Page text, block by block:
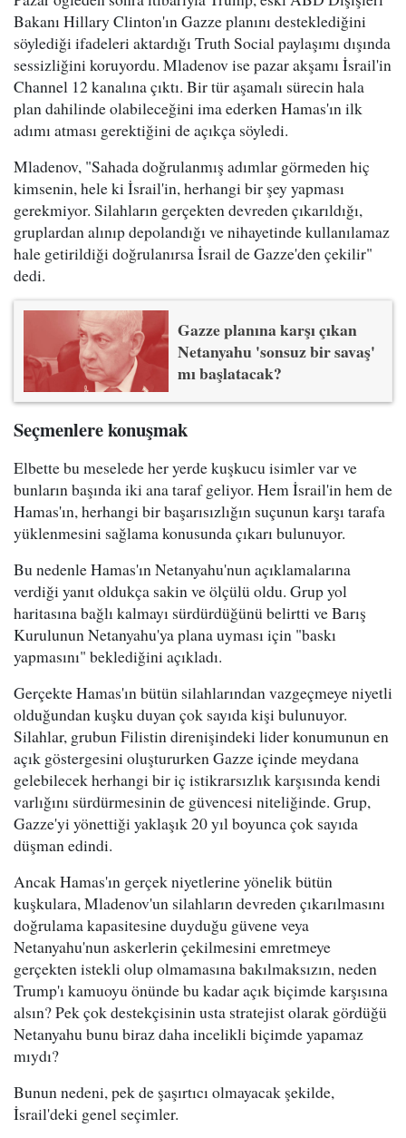
Bakanı Hillary Clinton'ın Gazze planını desteklediğini
söylediği ifadeleri aktardığı Truth Social paylaşımı dışında
sessizliğini koruyordu. Mladenov ise pazar akşamı İsrail'in
Channel 12 kanalına çıktı. Bir tür aşamalı sürecin hala
plan dahilinde olabileceğini ima ederken Hamas'ın ilk
adımı atması gerektiğini de açıkça söyledi.
Mladenov, "Sahada doğrulanmış adımlar görmeden hiç
kimsenin, hele ki İsrail'in, herhangi bir şey yapması
gerekmiyor. Silahların gerçekten devreden çıkarıldığı,
gruplardan alınıp depolandığı ve nihayetinde kullanılamaz
hale getirildiği doğrulanırsa İsrail de Gazze'den çekilir"
dedi.
Gazze planına karşı çıkan
Netanyahu 'sonsuz bir savaş'
mı başlatacak?
Seçmenlere konuşmak
Elbette bu meselede her yerde kuşkucu isimler var ve
bunların başında iki ana taraf geliyor. Hem İsrail'in hem de
Hamas'ın, herhangi bir başarısızlığın suçunun karşı tarafa
yüklenmesini sağlama konusunda çıkarı bulunuyor.
Bu nedenle Hamas'ın Netanyahu'nun açıklamalarına
verdiği yanıt oldukça sakin ve ölçülü oldu. Grup yol
haritasına bağlı kalmayı sürdürdüğünü belirtti ve Barış
Kurulunun Netanyahu'ya plana uyması için "baskı
yapmasını" beklediğini açıkladı.
Gerçekte Hamas'ın bütün silahlarından vazgeçmeye niyetli
olduğundan kuşku duyan çok sayıda kişi bulunuyor.
Silahlar, grubun Filistin direnişindeki lider konumunun en
açık göstergesini oluştururken Gazze içinde meydana
gelebilecek herhangi bir iç istikrarsızlık karşısında kendi
varlığını sürdürmesinin de güvencesi niteliğinde. Grup,
Gazze'yi yönettiği yaklaşık 20 yıl boyunca çok sayıda
düşman edindi.
Ancak Hamas'ın gerçek niyetlerine yönelik bütün
kuşkulara, Mladenov'un silahların devreden çıkarılmasını
doğrulama kapasitesine duyduğu güvene veya
Netanyahu'nun askerlerin çekilmesini emretmeye
gerçekten istekli olup olmamasına bakılmaksızın, neden
Trump'ı kamuoyu önünde bu kadar açık biçimde karşısına
alsın? Pek çok destekçisinin usta stratejist olarak gördüğü
Netanyahu bunu biraz daha incelikli biçimde yapamaz
mıydı?
Bunun nedeni, pek de şaşırtıcı olmayacak şekilde,
İsrail'deki genel seçimler.